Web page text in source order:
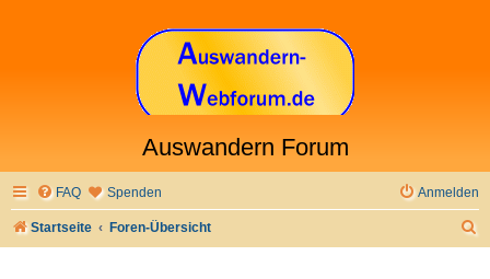
Auswandern Forum
FAQ Spenden Anmelden
Startseite Foren-Übersicht